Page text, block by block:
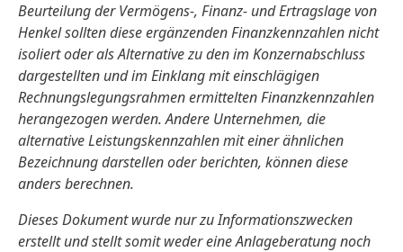
Beurteilung der Vermögens-, Finanz- und Ertragslage von
Henkel sollten diese ergänzenden Finanzkennzahlen nicht
isoliert oder als Alternative zu den im Konzernabschluss
dargestellten und im Einklang mit einschlägigen
Rechnungslegungsrahmen ermittelten Finanzkennzahlen
herangezogen werden. Andere Unternehmen, die
alternative Leistungskennzahlen mit einer ähnlichen
Bezeichnung darstellen oder berichten, können diese
anders berechnen.
Dieses Dokument wurde nur zu Informationszwecken
erstellt und stellt somit weder eine Anlageberatung noch